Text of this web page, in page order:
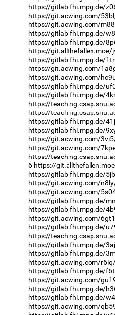
https://gitlab.fhi.mpg.de/
https://git.acwing.com/
https://git.acwing.com/
https://gitlab.fhi.mpg.de/
https://gitlab.fhi.mpg.de/
https://
https://gitlab.fhi.mpg.de/
https://git.acwing.com/
https://git.acwing.com/
https://gitlab.fhi.mpg.de/
https://gitlab.fhi.mpg.de/
https://
https://
https://gitlab.fhi.mpg.de/
https://gitlab.fhi.mpg.de/
https://git.acwing.com/
https://git.acwing.com/
https://
6 https://
https://gitlab.fhi.mpg.de/
https://git.acwing.com/
https://git.acwing.com/
https://gitlab.fhi.mpg.de/
https://gitlab.fhi.mpg.de/
https://git.acwing.com/
https://gitlab.fhi.mpg.de/
https://
https://gitlab.fhi.mpg.de/
https://gitlab.fhi.mpg.de/
https://git.acwing.com/
https://gitlab.fhi.mpg.de/
https://git.acwing.com/
https://gitlab.fhi.mpg.de/
https://gitlab.fhi.mpg.de/
https://git.acwing.com/